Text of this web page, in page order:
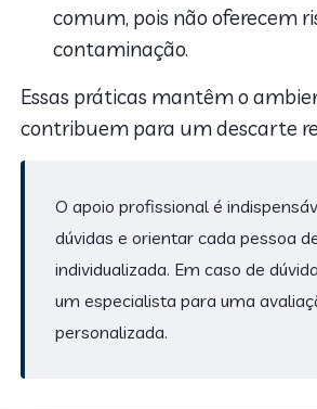
comum, pois não oferecem
contaminação.
Essas práticas mantêm o
contribuem para um descarte
O apoio profissional é
dúvidas e orientar cada pessoa
individualizada. Em caso de
um especialista para uma
personalizada.